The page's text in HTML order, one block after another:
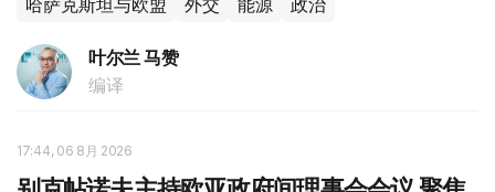
哈萨克斯坦与欧盟 外交 能源 政治
叶尔兰 马赞
编译
17:44, 06 8月 2026